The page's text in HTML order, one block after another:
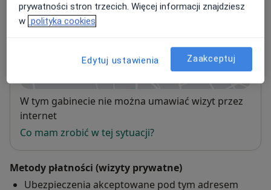
Gabinet
34-400Nowy Targ
Powiększ mapęotwiera się w nowej karcie
Dostępność
W tym gabinecie nie można umawiać wizyt przez
internet
Co mam zrobić w tej sytuacji?
Metody płatności (wizyty prywatne)
Ubezpieczenia akceptowane pod tym adresem
prywatności stron trzecich. Więcej informacji znajdziesz
w polityka cookies
Edytuj ustawienia Zaakceptuj